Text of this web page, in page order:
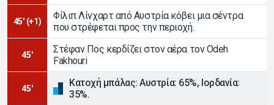
45' (+1)
Φίλιπ Λίνχαρτ από Αυστρία κόβει μια σέντρα
που στρέφεται προς την περιοχή.
45'
Στέφαν Πος κερδίζει στον αέρα τον Odeh
Fakhouri
45'
Κατοχή μπάλας: Αυστρία: 65%, Ιορδανία:
35%.